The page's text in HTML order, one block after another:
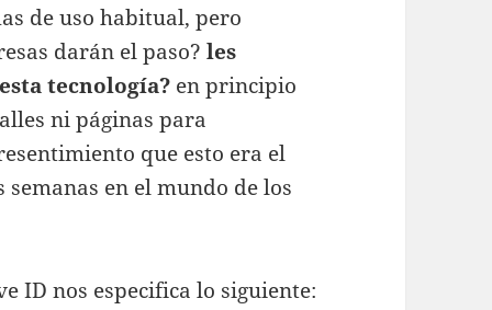
de uso habitual, pero
darán el paso?les
tecnología? en principio
ni páginas para
que esto era el
en el mundo de los
ID nos especifica lo siguiente: